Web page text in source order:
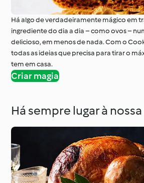
Há algo de verdadeiramente mágico em
ingrediente do dia a dia – como ovos –
delicioso, em menos de nada. Com o
todas as ideias que precisa para tirar o
tem em casa.
Criar magia
Há sempre lugar à